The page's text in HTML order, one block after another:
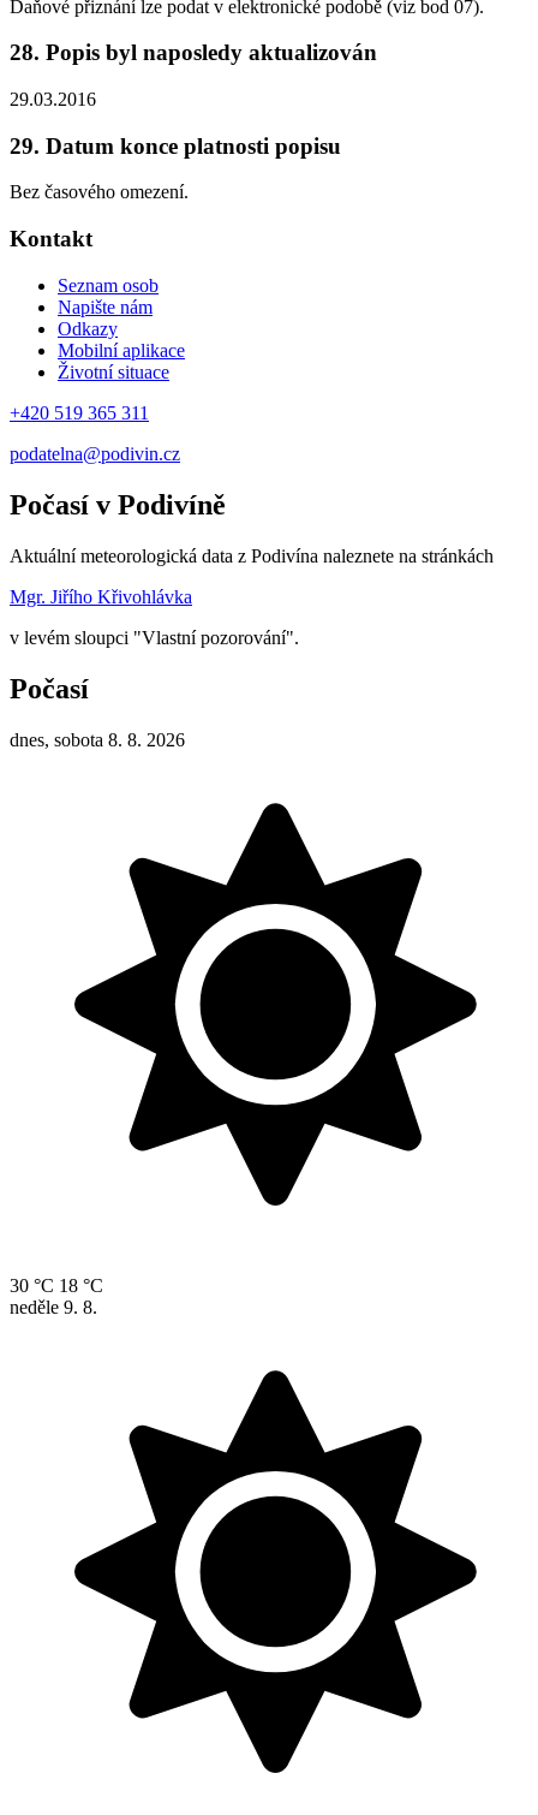
Daňové přiznání lze podat v elektronické podobě (viz bod 07).
28. Popis byl naposledy aktualizován
29.03.2016
29. Datum konce platnosti popisu
Bez časového omezení.
Kontakt
Seznam osob
Napište nám
Odkazy
Mobilní aplikace
Životní situace
+420 519 365 311
podatelna@podivin.cz
Počasí v Podivíně
Aktuální meteorologická data z Podivína naleznete na stránkách
Mgr. Jiřího Křivohlávka
v levém sloupci "Vlastní pozorování".
Počasí
dnes, sobota 8. 8. 2026
30 °C 18 °C
neděle 9. 8.